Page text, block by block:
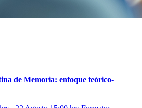
de Memoria: enfoque teórico-